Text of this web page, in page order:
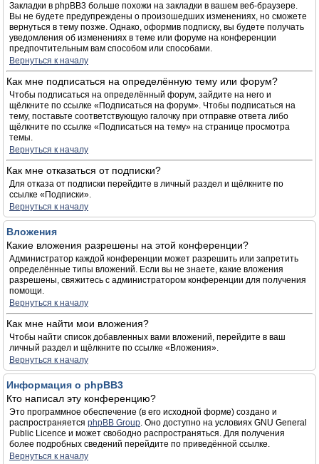
Закладки в phpBB3 больше похожи на закладки в вашем веб-браузере.
Вы не будете предупреждены о произошедших изменениях, но сможете
вернуться в тему позже. Однако, оформив подписку, вы будете получать
уведомления об изменениях в теме или форуме на конференции
предпочтительным вам способом или способами.
Вернуться к началу
Как мне подписаться на определённую тему или форум?
Чтобы подписаться на определённый форум, зайдите на него и
щёлкните по ссылке «Подписаться на форум». Чтобы подписаться на
тему, поставьте соответствующую галочку при отправке ответа либо
щёлкните по ссылке «Подписаться на тему» на странице просмотра
темы.
Вернуться к началу
Как мне отказаться от подписки?
Для отказа от подписки перейдите в личный раздел и щёлкните по
ссылке «Подписки».
Вернуться к началу
Вложения
Какие вложения разрешены на этой конференции?
Администратор каждой конференции может разрешить или запретить
определённые типы вложений. Если вы не знаете, какие вложения
разрешены, свяжитесь с администратором конференции для получения
помощи.
Вернуться к началу
Как мне найти мои вложения?
Чтобы найти список добавленных вами вложений, перейдите в ваш
личный раздел и щёлкните по ссылке «Вложения».
Вернуться к началу
Информация о phpBB3
Кто написал эту конференцию?
Это программное обеспечение (в его исходной форме) создано и
распространяется phpBB Group. Оно доступно на условиях GNU General
Public Licence и может свободно распространяться. Для получения
более подробных сведений перейдите по приведённой ссылке.
Вернуться к началу